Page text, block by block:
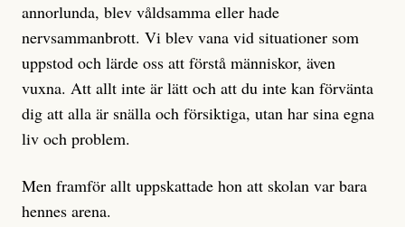
annorlunda, blev våldsamma eller hade
nervsammanbrott. Vi blev vana vid situationer som
uppstod och lärde oss att förstå människor, även
vuxna. Att allt inte är lätt och att du inte kan förvänta
dig att alla är snälla och försiktiga, utan har sina egna
liv och problem.
Men framför allt uppskattade hon att skolan var bara
hennes arena.